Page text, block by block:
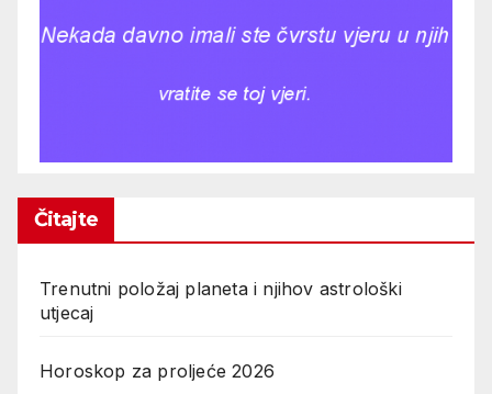
Čitajte
Trenutni položaj planeta i njihov astrološki
utjecaj
Horoskop za proljeće 2026